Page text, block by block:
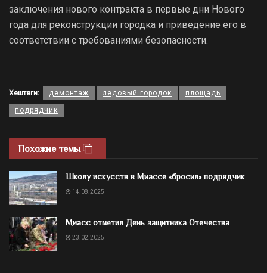
заключения нового контракта в первые дни Нового
года для реконструкции городка и приведение его в
соответствии с требованиями безопасности.
Хештеги: демонтаж ледовый городок площадь
подрядчик
Похожие темы
Школу искусств в Миассе «бросил» подрядчик
14.08.2025
Миасс отметил День защитника Отечества
23.02.2025